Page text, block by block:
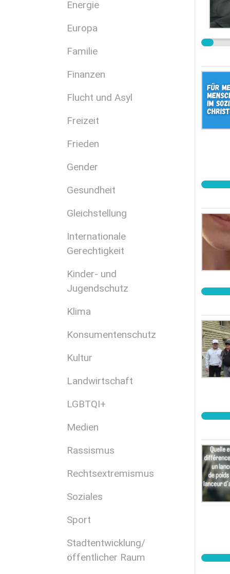
Energie
Europa
Familie
Finanzen
Flucht und Asyl
Freizeit
Frieden
Gender
Gesundheit
Gleichstellung
Internationale
Gerechtigkeit
Kinder- und
Jugendschutz
Klima
Konsumentenschutz
Kultur
Landwirtschaft
LGBTQI+
Medien
Rassismus
Rechtsextremismus
Soziales
Sport
Stadtentwicklung/
öffentlicher Raum